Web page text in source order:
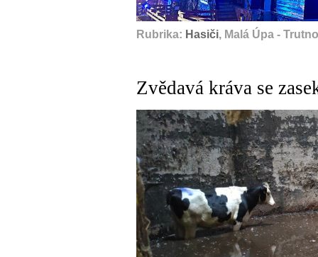
Rubrika: Hasiči, Malá Úpa -
Zvědavá kráva se